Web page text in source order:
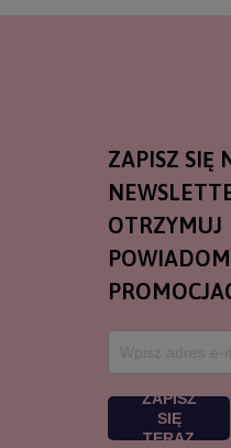
ZAPISZ SIĘ
OTRZYMUJ
ZAPISZ
SIĘ
TERAZ